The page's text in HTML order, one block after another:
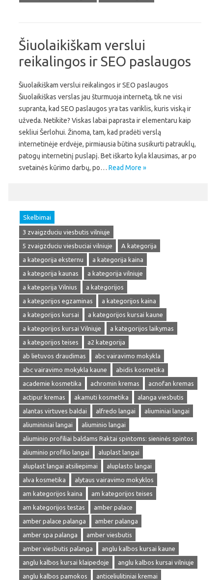
Šiuolaikiškam verslui
reikalingos ir SEO paslaugos
Šiuolaikiškam verslui reikalingos ir SEO paslaugos
Šiuolaikiškas verslas jau šturmuoja internetą, tik ne visi
supranta, kad SEO paslaugos yra tas variklis, kuris viską ir
užveda. Netikite? Viskas labai paprasta ir elementaru kaip
sekliui Šerlohui. Žinoma, tam, kad pradėti verslą
internetinėje erdvėje, pirmiausia būtina susikurti patrauklų,
patogų internetinį puslapį. Bet iškarto kyla klausimas, ar po
svetainės kūrimo darbų, po… Read More »
Skelbimai
3 zvaigzduciu viesbutis vilniuje
5 zvaigzduciu viesbuciai vilniuje
A kategorija
a kategorija eksternu
a kategorija kaina
a kategorija kaunas
a kategorija vilniuje
a kategorija Vilnius
a kategorijos
a kategorijos egzaminas
a kategorijos kaina
a kategorijos kursai
a kategorijos kursai kaune
a kategorijos kursai Vilniuje
a kategorijos laikymas
a kategorijos teises
a2 kategorija
ab lietuvos draudimas
abc vairavimo mokykla
abc vairavimo mokykla kaune
abidis kosmetika
academie kosmetika
achromin kremas
acnofan kremas
actipur kremas
akamuti kosmetika
alanga viesbutis
alantas virtuves baldai
alfredo langai
aliuminiai langai
aliumininiai langai
aliuminio langai
aliuminio profiliai baldams Raktai spintoms: sieninės spintos
aliuminio profilio langai
aluplast langai
aluplast langai atsiliepimai
aluplasto langai
alva kosmetika
alytaus vairavimo mokyklos
am kategorijos kaina
am kategorijos teises
am kategorijos testas
amber palace
amber palace palanga
amber palanga
amber spa palanga
amber viesbutis
amber viesbutis palanga
anglu kalbos kursai kaune
anglu kalbos kursai klaipedoje
anglu kalbos kursai vilniuje
anglu kalbos pamokos
anticeliulitiniai kremai